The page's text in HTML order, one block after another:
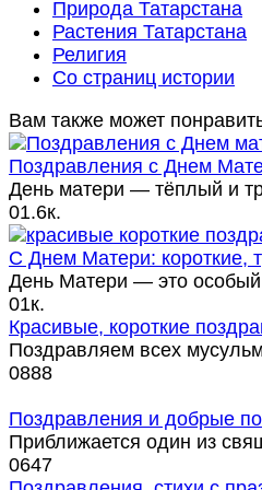
Природа Татарстана
Растения Татарстана
Религия
Со страниц истории
Вам также может
Поздравления с Днем
День матери — тёплый и
01.6к.
С Днем Матери: короткие,
День Матери — это
01к.
Красивые, короткие
Поздравляем всех
0888
Поздравления и добрые
Приближается один из
0647